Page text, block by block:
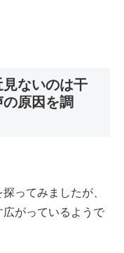
見ないのは干
原因を調
ってみましたが、
がっているようで